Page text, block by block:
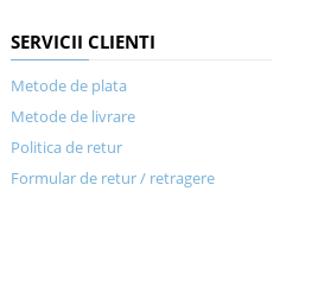
SERVICII CLIENTI
Metode de plata
Metode de livrare
Politica de retur
Formular de retur / retragere